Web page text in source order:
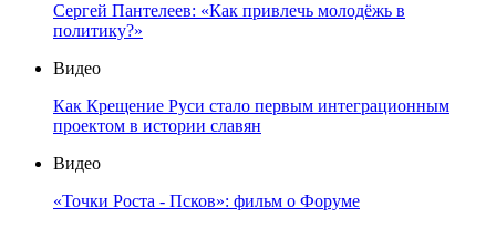
Сергей Пантелеев: «Как привлечь молодёжь в
политику?»
Видео
Как Крещение Руси стало первым интеграционным
проектом в истории славян
Видео
«Точки Роста - Псков»: фильм о Форуме